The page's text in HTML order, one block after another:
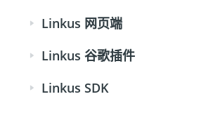
Linkus 网页端
Linkus 谷歌插件
Linkus SDK